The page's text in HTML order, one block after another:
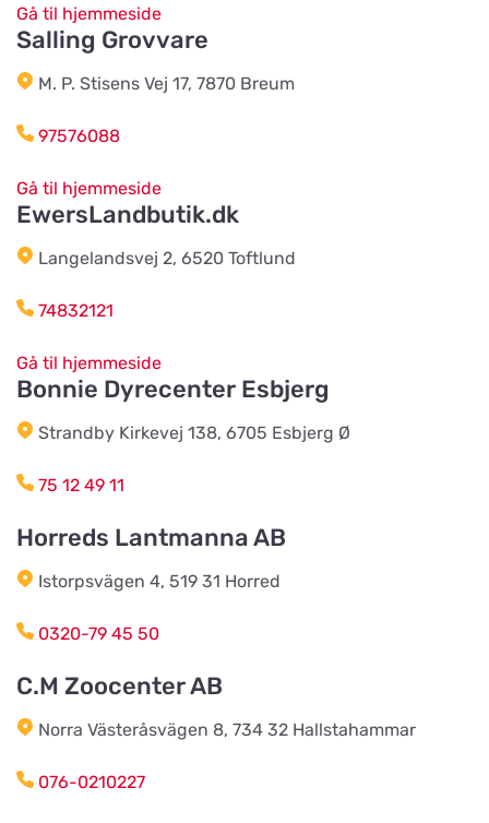
Hovedgaden 15, Næsbjerg
Agroland Snejbjerg
Gustavsbergs Odlingar &
Mertjänst, Handelsträdgård,
odling, blomster- & djur-butik
Tranåsvägen Gustavsberg 1
Kvarngatan 2
Burseryds Lantmän
Vidkundsvägen 1
Godhems Zoologiska
Kungsladugårdsgatan 22
Aspenvägen 11
Gå til hjemmeside
Salling Grovvare
M. P. Stisens Vej 17, 7870 Breum
97576088
Gå til hjemmeside
EwersLandbutik.dk
Langelandsvej 2, 6520 Toftlund
74832121
Gå til hjemmeside
Bonnie Dyrecenter Esbjerg
Strandby Kirkevej 138, 6705 Esbjerg Ø
75 12 49 11
Horreds Lantmanna AB
Istorpsvägen 4, 519 31 Horred
0320-79 45 50
C.M Zoocenter AB
Norra Västeråsvägen 8, 734 32 Hallstahammar
076-0210227